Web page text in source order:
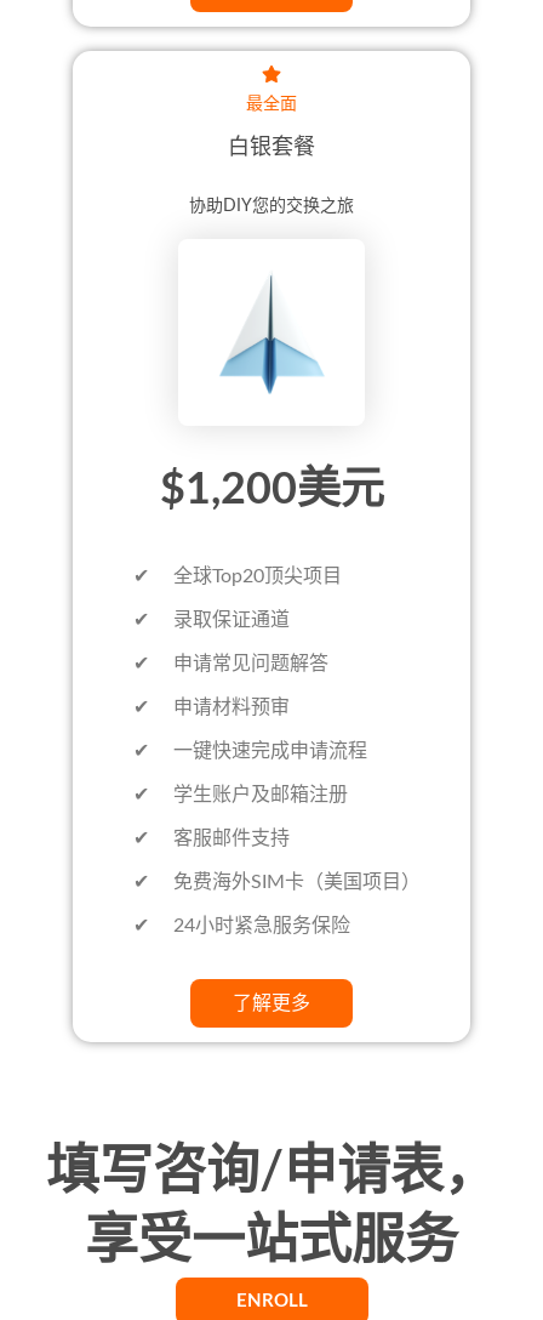
最全面
白银套餐
协助DIY您的交换之旅
$1,200美元
✔ 全球Top20顶尖项目
✔ 录取保证通道
✔ 申请常见问题解答
✔ 申请材料预审
✔ 一键快速完成申请流程
✔ 学生账户及邮箱注册
✔ 客服邮件支持
✔ 免费海外SIM卡（美国项目）
✔ 24小时紧急服务保险
了解更多
填写咨询/申请表，
享受一站式服务
ENROLL